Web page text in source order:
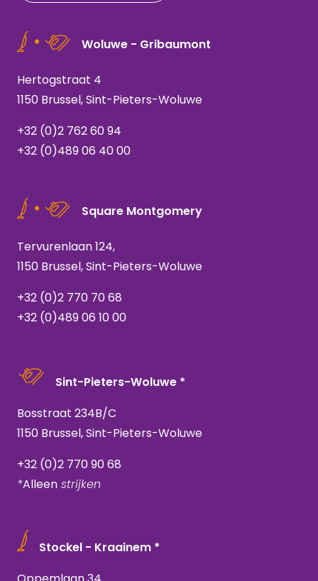
Woluwe - Gribaumont
Hertogstraat 4
1150 Brussel, Sint-Pieters-Woluwe
+32 (0)2 762 60 94
+32 (0)489 06 40 00
Square Montgomery
Tervurenlaan 124,
1150 Brussel, Sint-Pieters-Woluwe
+32 (0)2 770 70 68
+32 (0)489 06 10 00
Sint-Pieters-Woluwe *
Bosstraat 234B/C
1150 Brussel, Sint-Pieters-Woluwe
+32 (0)2 770 90 68
*Alleen strijken
Stockel - Kraainem *